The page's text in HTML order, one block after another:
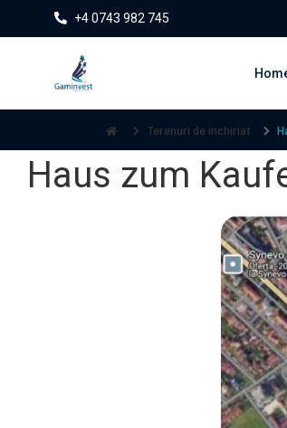
+4 0743 982 745
Terenuri de inchiriat
Haus zum